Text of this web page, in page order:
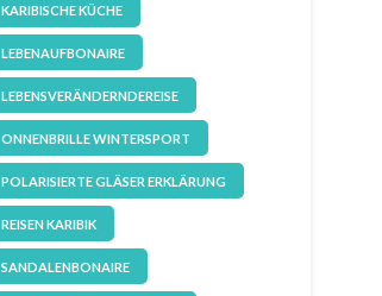
KARIBISCHE KÜCHE
LEBENAUFBONAIRE
LEBENSVERÄNDERNDEREISE
ONNENBRILLE WINTERSPORT
POLARISIERTE GLÄSER ERKLÄRUNG
REISEN KARIBIK
SANDALENBONAIRE